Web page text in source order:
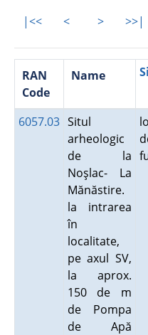
|<< < > >>|
RAN
Code
Name
6057.03 Situl
arheologic
de la
Noşlac- La
Mănăstire.
la intrarea
în
localitate,
pe axul SV,
la aprox.
150 de m
de Pompa
de Apă